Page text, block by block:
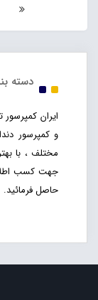
دسته
ایران
و کمپرسور
مختلف ، با
جهت کسب
حاصل فرمائید.